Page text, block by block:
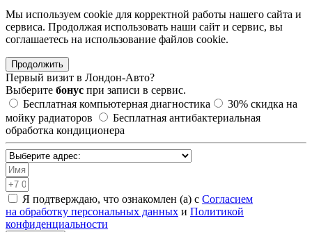
Мы используем cookie для корректной работы нашего сайта и
сервиса. Продолжая использовать наши сайт и сервис, вы
соглашаетесь на использование файлов сookie.
Продолжить
Первый визит в Лондон-Авто?
Выберите бонус при записи в сервис.
Бесплатная компьютерная диагностика
30% скидка на
мойку радиаторов
Бесплатная антибактериальная
обработка кондиционера
Я подтверждаю, что ознакомлен (а) с Согласием
на обработку персональных данных и Политикой
конфиденциальности